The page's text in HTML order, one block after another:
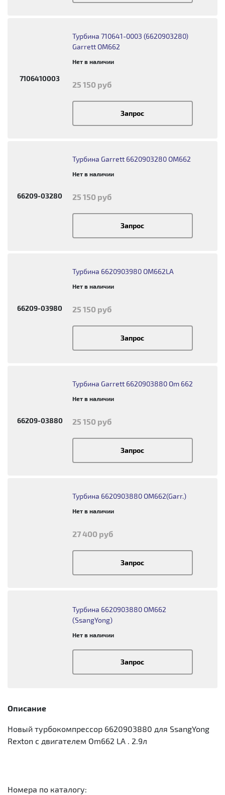
7106410003
Турбина 710641-0003 (6620903280)
Garrett ОМ662
Нет в наличии
25 150 руб
Запрос
66209-03280
Турбина Garrett 6620903280 OM662
Нет в наличии
25 150 руб
Запрос
66209-03980
Турбина 6620903980 OM662LA
Нет в наличии
25 150 руб
Запрос
66209-03880
Турбина Garrett 6620903880 Om 662
Нет в наличии
25 150 руб
Запрос
Турбина 6620903880 OM662(Garr.)
Нет в наличии
27 400 руб
Запрос
Турбина 6620903880 OM662
(SsangYong)
Нет в наличии
Запрос
Описание
Новый турбокомпрессор 6620903880 для SsangYong
Rexton с двигателем Om662 LA . 2.9л
Номера по каталогу: